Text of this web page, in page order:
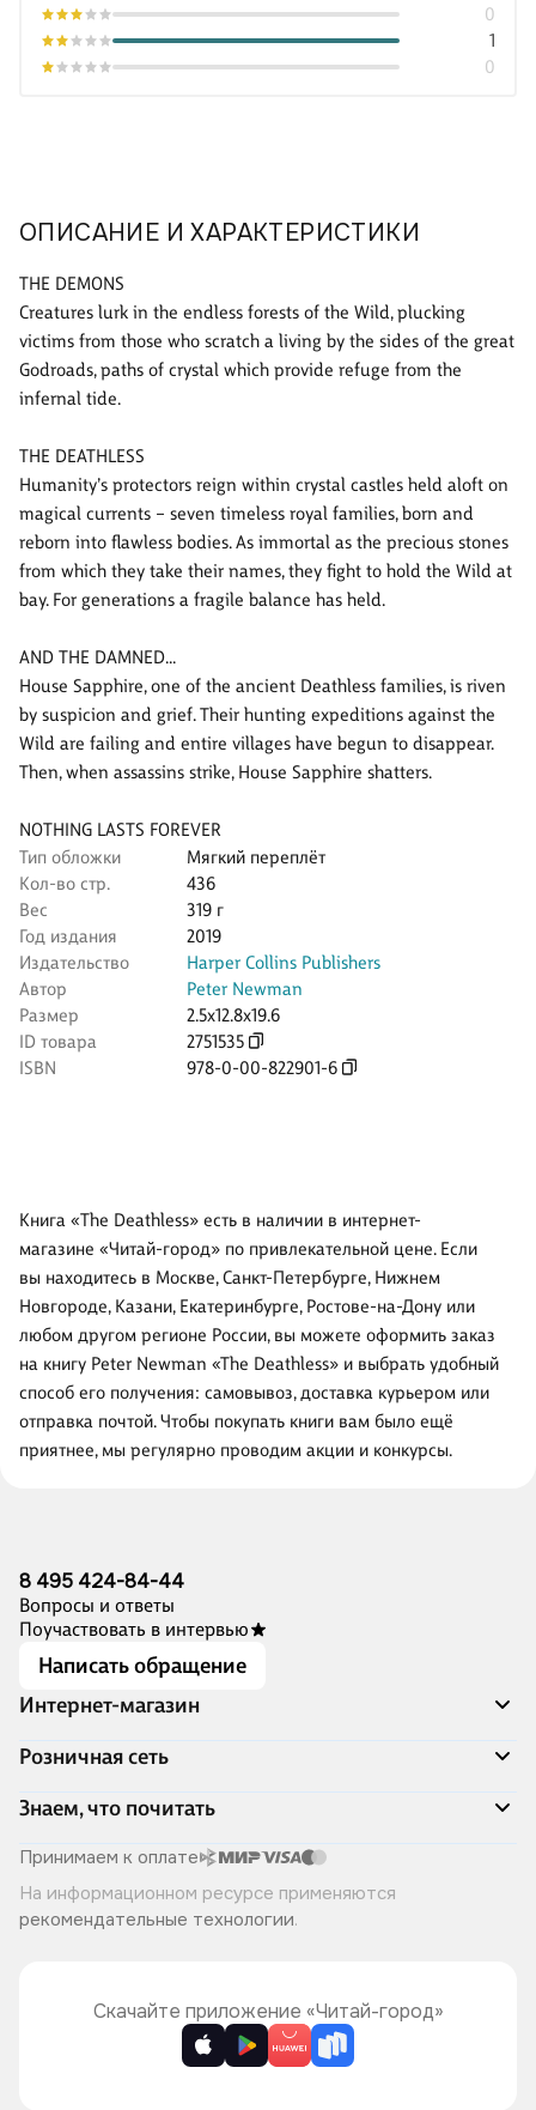
ОПИСАНИЕ И ХАРАКТЕРИСТИКИ
THE DEMONS
Creatures lurk in the endless forests of the Wild, plucking
victims from those who scratch a living by the sides of the great
Godroads, paths of crystal which provide refuge from the
infernal tide.
THE DEATHLESS
Humanity’s protectors reign within crystal castles held aloft on
magical currents – seven timeless royal families, born and
reborn into flawless bodies. As immortal as the precious stones
from which they take their names, they fight to hold the Wild at
bay. For generations a fragile balance has held.
AND THE DAMNED…
House Sapphire, one of the ancient Deathless families, is riven
by suspicion and grief. Their hunting expeditions against the
Wild are failing and entire villages have begun to disappear.
Then, when assassins strike, House Sapphire shatters.
NOTHING LASTS FOREVER
Тип обложки
Мягкий переплёт
Кол-во стр.
436
Вес
319 г
Год издания
2019
Издательство
Harper Collins Publishers
Автор
Peter Newman
Размер
2.5x12.8x19.6
ID товара
2751535
ISBN
978-0-00-822901-6
0
1
0
Книга «The Deathless» есть в наличии в интернет-
магазине «Читай-город» по привлекательной цене. Если
вы находитесь в Москве, Санкт-Петербурге, Нижнем
Новгороде, Казани, Екатеринбурге, Ростове-на-Дону или
любом другом регионе России, вы можете оформить заказ
на книгу Peter Newman «The Deathless» и выбрать удобный
способ его получения: самовывоз, доставка курьером или
отправка почтой. Чтобы покупать книги вам было ещё
приятнее, мы регулярно проводим акции и конкурсы.
8 495 424-84-44
Вопросы и ответы
Поучаствовать в интервью
Написать обращение
Интернет-магазин
Акции
Доставка и оплата
Программа лояльности
Подарочные сертификаты
Правила продажи
Политика конфиденциальности
Розничная сеть
Адреса магазинов
Книжный Дозор
О компании
Читай-город для бизнеса
Хотите у нас работать?
Знаем, что почитать
Скоро в продаже
Лучшие из лучших
Читай-журнал
Принимаем к оплате
На информационном ресурсе применяются
рекомендательные технологии.
Скачайте приложение «Читай-город»